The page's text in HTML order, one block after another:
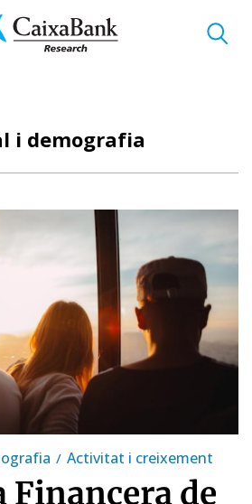
i demografia
Activitat i creixement
Financera de